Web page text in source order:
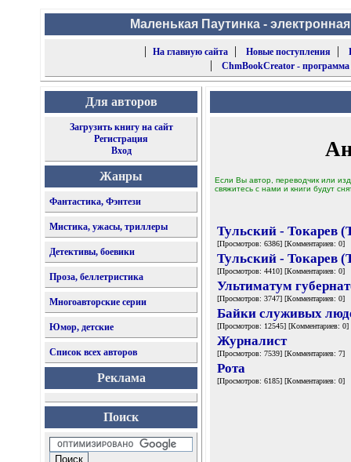
Маленькая Паутинка -
|
На главную сайта| Новые поступления |
| ChmBookCreator -
Для авторов
Загрузить книгу на сайт
Регистрация
Вход
Жанры
Фантастика, Фэнтези
Мистика, ужасы, триллеры
Детективы, боевики
Проза, беллетристика
Многоавторские серии
Юмор, детские
Список всех авторов
Реклама
Поиск
Если Вы автор, переводчик или
свяжитесь с нами и книги будут
Тульский - Токарев
[Просмотров: 6386] [Комментариев: 0]
Тульский - Токарев
[Просмотров: 4410] [Комментариев: 0]
Ультиматум
[Просмотров: 3747] [Комментариев: 0]
Байки служивых
[Просмотров: 12545] [Комментариев: 0]
Журналист
[Просмотров: 7539] [Комментариев: 7]
Рота
[Просмотров: 6185] [Комментариев: 0]